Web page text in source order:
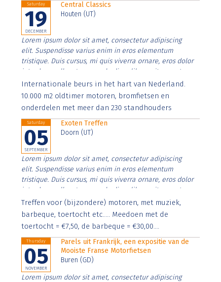
Saturday
19
DECEMBER
Central Classics
Houten (UT)
Lorem ipsum dolor sit amet, consectetur adipiscing
elit. Suspendisse varius enim in eros elementum
tristique. Duis cursus, mi quis viverra ornare, eros dolor
interdum nulla, ut commodo diam libero vitae erat.
Aenean faucibus nibh et justo cursus id rutrum lorem
imperdiet. Nunc ut sem vitae risus tristique posuere.
Internationale beurs in het hart van Nederland.
10.000 m2 oldtimer motoren, bromfietsen en
onderdelen met meer dan 230 standhouders
Saturday
05
SEPTEMBER
Exoten Treffen
Doorn (UT)
Lorem ipsum dolor sit amet, consectetur adipiscing
elit. Suspendisse varius enim in eros elementum
tristique. Duis cursus, mi quis viverra ornare, eros dolor
interdum nulla, ut commodo diam libero vitae erat.
Aenean faucibus nibh et justo cursus id rutrum lorem
imperdiet. Nunc ut sem vitae risus tristique posuere.
Treffen voor (bijzondere) motoren, met muziek,
barbeque, toertocht etc..... Meedoen met de
toertocht = €7,50, de barbeque = €30,00....
Thursday
05
NOVEMBER
Parels uit Frankrijk, een expositie van de
Mooiste Franse Motorfietsen
Buren (GD)
Lorem ipsum dolor sit amet, consectetur adipiscing